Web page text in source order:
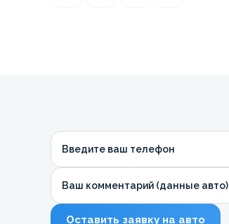
Введите ваш телефон
Ваш комментарий (данные авто)
Оставить заявку на авто